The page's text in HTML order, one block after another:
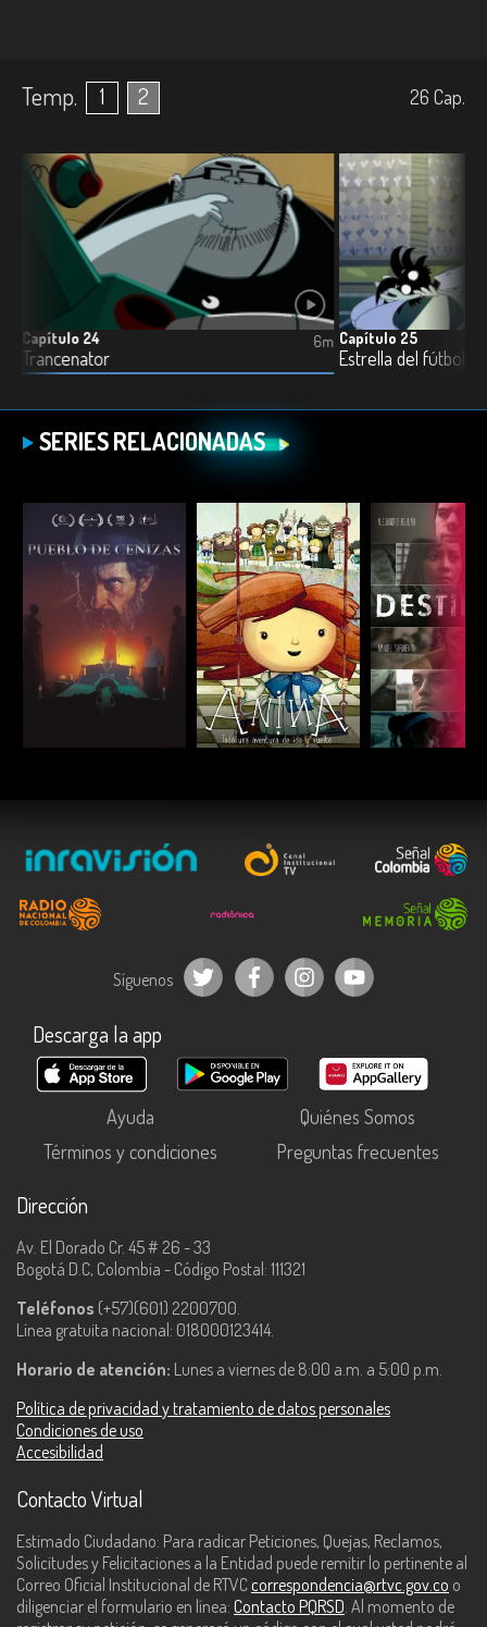
Temp. 1 2 26 Cap.
Capítulo 24
Trancenator
6m Capítulo 25
Estrella del fútbol
SERIES RELACIONADAS
ESCUCHAR
Síguenos
Descarga la app
Ayuda
Quiénes Somos
Términos y condiciones
Preguntas frecuentes
Dirección
Av. El Dorado Cr. 45 # 26 - 33
Bogotá D.C, Colombia - Código Postal: 111321
Teléfonos (+57)(601) 2200700.
Línea gratuita nacional: 018000123414.
Horario de atención: Lunes a viernes de 8:00 a.m. a 5:00 p.m.
Política de privacidad y tratamiento de datos personales
Condiciones de uso
Accesibilidad
Contacto Virtual
Estimado Ciudadano: Para radicar Peticiones, Quejas, Reclamos,
Solicitudes y Felicitaciones a la Entidad puede remitir lo pertinente al
Correo Oficial Institucional de RTVC correspondencia@rtvc.gov.co o
diligenciar el formulario en línea: Contacto PQRSD. Al momento de